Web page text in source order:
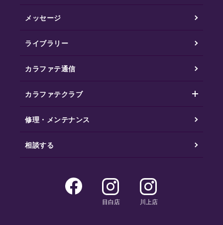
メッセージ
ライブラリー
カラファテ通信
カラファテクラブ
修理・メンテナンス
相談する
目白店 川上店